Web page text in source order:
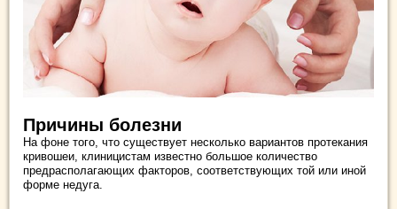
Причины болезни
На фоне того, что существует несколько вариантов протекания
кривошеи, клиницистам известно большое количество
предрасполагающих факторов, соответствующих той или иной
форме недуга.